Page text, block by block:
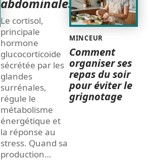
abdominales
Le cortisol,
principale
hormone
glucocorticoïde
sécrétée par les
glandes
surrénales,
régule le
métabolisme
énergétique et
la réponse au
stress. Quand sa
production…
MINCEUR
Comment
organiser ses
repas du soir
pour éviter le
grignotage